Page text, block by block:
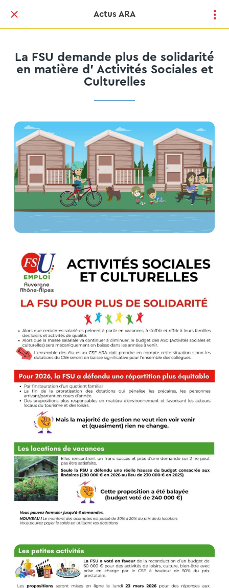
Actus ARA
La FSU demande plus de solidarité
en matière d' Activités Sociales et
Culturelles